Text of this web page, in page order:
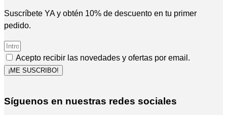
Suscríbete YA y obtén 10% de descuento en tu primer
pedido.
Acepto recibir las novedades y ofertas por email.
¡ME SUSCRIBO!
Síguenos en nuestras redes sociales